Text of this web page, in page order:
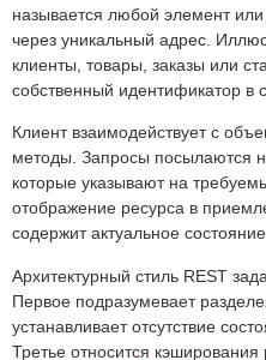
называется любой элемент
через уникальный адрес.
клиенты, товары, заказы или
собственный идентификатор в
Клиент взаимодействует с
методы. Запросы посылаются
которые указывают на
отображение ресурса в
содержит актуальное
Архитектурный стиль REST
Первое подразумевает
устанавливает отсутствие
Третье относится кэширования